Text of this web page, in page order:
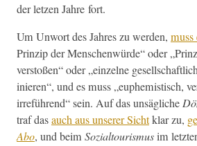
der let­zen Jahre fort.
Um Unwort des Jahres zu wer­den,
Prinzip der Men­schen­würde“ oder
ver­stoßen“ oder „einzelne
inieren“, und es muss „euphemistisch,
irreführend“ sein. Auf das unsägliche
traf dasauch aus unser­er Sichtklar zu,
Abo, und beim Sozial­touris­musim